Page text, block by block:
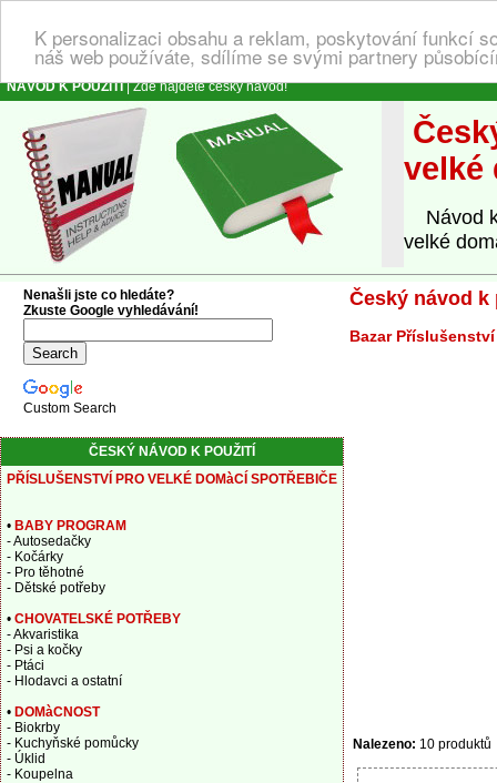
K personalizaci obsahu a reklam, poskytování funkcí
náš web používáte, sdílíme se svými partnery
NÁVOD K POUŽITÍ| Zde najdete český návod!
velké
Návod k
velké
Český návod
Bazar
Nalezeno: 10 produktů
Nenašli jste co hledáte?
Zkuste Google vyhledávání!
Custom Search
ČESKÝ NÁVOD K POUŽITÍ
PŘÍSLUŠENSTVÍ PRO VELKÉ DOMàCÍ SPOTŘEBIČE
• BABY PROGRAM
- Autosedačky
- Kočárky
- Pro těhotné
- Dětské potřeby
• CHOVATELSKÉ POTŘEBY
- Akvaristika
- Psi a kočky
- Ptáci
- Hlodavci a ostatní
• DOMàCNOST
- Biokrby
- Kuchyňské pomůcky
- Úklid
- Koupelna